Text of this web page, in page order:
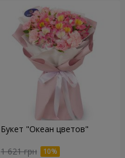
Букет "Океан цветов"
1 621 грн